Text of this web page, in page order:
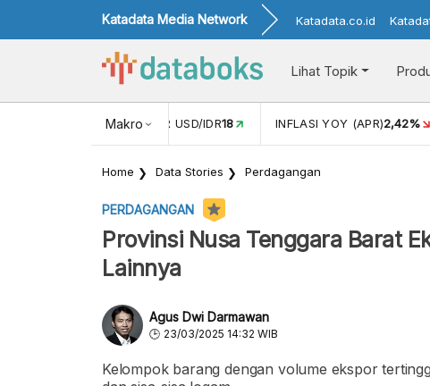
Katadata Media Network Katadata.co.id
Lihat Topik
Makro
NILAI TUKAR USD/IDR18 INFLASI YOY (APR)2,42%
Home Data Stories Perdagangan
PERDAGANGAN
Provinsi Nusa Tenggara Barat
Lainnya
Agus Dwi Darmawan
23/03/2025 14:32 WIB
Kelompok barang dengan volume ekspor